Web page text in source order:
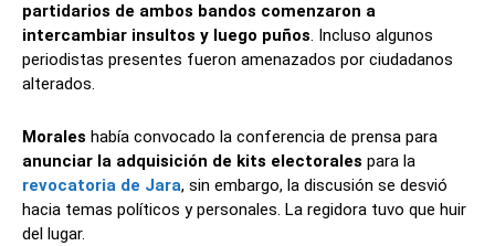
partidarios de ambos bandos comenzaron a
intercambiar insultos y luego puños. Incluso algunos
periodistas presentes fueron amenazados por ciudadanos
alterados.
Morales había convocado la conferencia de prensa para
anunciar la adquisición de kits electorales para la
revocatoria de Jara, sin embargo, la discusión se desvió
hacia temas políticos y personales. La regidora tuvo que huir
del lugar.